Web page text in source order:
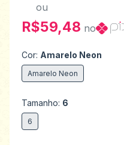
ou
R$59,48 no
Cor: Amarelo Neon
Amarelo Neon
Tamanho: 6
6